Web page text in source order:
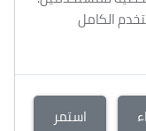
الكامل
استمر